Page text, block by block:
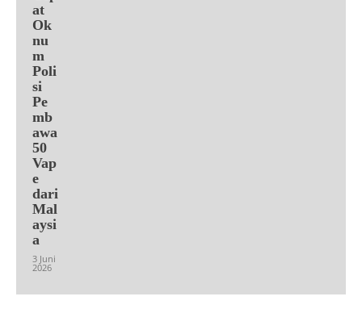
at
Ok
nu
m
Poli
si
Pe
mb
awa
50
Vap
e
dari
Mal
aysi
a
3 Juni
2026